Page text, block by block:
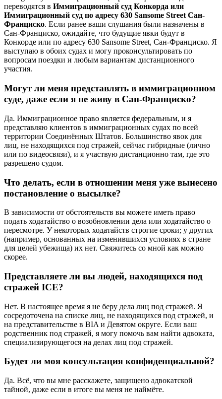
переводятся в Иммиграционный суд Конкорда или
Иммиграционный суд по адресу 630 Sansome Street Сан-
Франциско. Если ранее ваши слушания были назначены в
Сан-Франциско, ожидайте, что будущие явки будут в
Конкорде или по адресу 630 Sansome Street, Сан-Франциско. Я
выступаю в обоих судах и могу проконсультировать по
вопросам поездки и любым вариантам дистанционного
участия.
Могут ли меня представлять в иммиграционном
суде, даже если я не живу в Сан-Франциско?
Да. Иммиграционное право является федеральным, и я
представляю клиентов в иммиграционных судах по всей
территории Соединённых Штатов. Большинство явок для
лиц, не находящихся под стражей, сейчас гибридные (лично
или по видеосвязи), и я участвую дистанционно там, где это
разрешено судом.
Что делать, если в отношении меня уже вынесено
постановление о высылке?
В зависимости от обстоятельств вы можете иметь право
подать ходатайство о возобновлении дела или ходатайство о
пересмотре. У некоторых ходатайств строгие сроки; у других
(например, основанных на изменившихся условиях в стране
для целей убежища) их нет. Свяжитесь со мной как можно
скорее.
Представляете ли вы людей, находящихся под
стражей ICE?
Нет. В настоящее время я не беру дела лиц под стражей. Я
сосредоточена на списке лиц, не находящихся под стражей, и
на представительстве в BIA и Девятом округе. Если ваш
родственник под стражей, я могу помочь вам найти адвоката,
специализирующегося на делах лиц под стражей.
Будет ли моя консультация конфиденциальной?
Да. Всё, что вы мне расскажете, защищено адвокатской
тайной, даже если в итоге вы меня не наймёте.